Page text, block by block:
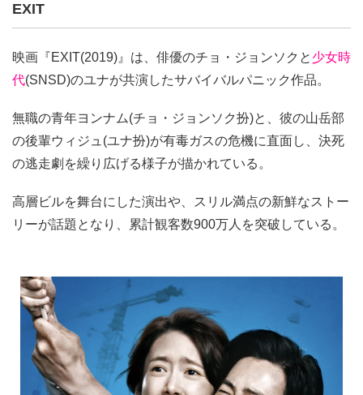
EXIT
映画『EXIT(2019)』は、俳優のチョ・ジョンソクと 少女時
代(SNSD)のユナが共演したサバイバルパニック作品。
無職の青年ヨンナム(チョ・ジョンソク扮)と、彼の山岳部
の後輩ウィジュ(ユナ扮)が有毒ガスの危機に直面し、決死
の逃走劇を繰り広げる様子が描かれている。
高層ビルを舞台にした演出や、スリル満点の新鮮なストー
リーが話題となり、累計観客数900万人を突破している。